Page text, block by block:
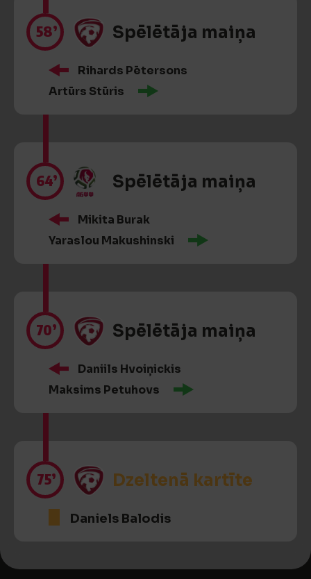
58’ Spēlētāja maiņa
Rihards Pētersons
Artūrs Stūris
64’ Spēlētāja maiņa
Mikita Burak
Yaraslou Makushinski
70’ Spēlētāja maiņa
Daniils Hvoiņickis
Maksims Petuhovs
75’ Dzeltenā kartīte
Daniels Balodis